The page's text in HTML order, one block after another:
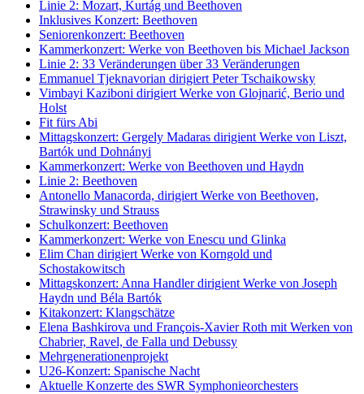
Linie 2: Mozart, Kurtág und Beethoven
Inklusives Konzert: Beethoven
Seniorenkonzert: Beethoven
Kammerkonzert: Werke von Beethoven bis Michael Jackson
Linie 2: 33 Veränderungen über 33 Veränderungen
Emmanuel Tjeknavorian dirigiert Peter Tschaikowsky
Vimbayi Kaziboni dirigiert Werke von Glojnarić, Berio und
Holst
Fit fürs Abi
Mittagskonzert: Gergely Madaras dirigient Werke von Liszt,
Bartók und Dohnányi
Kammerkonzert: Werke von Beethoven und Haydn
Linie 2: Beethoven
Antonello Manacorda, dirigiert Werke von Beethoven,
Strawinsky und Strauss
Schulkonzert: Beethoven
Kammerkonzert: Werke von Enescu und Glinka
Elim Chan dirigiert Werke von Korngold und
Schostakowitsch
Mittagskonzert: Anna Handler dirigient Werke von Joseph
Haydn und Béla Bartók
Kitakonzert: Klangschätze
Elena Bashkirova und François-Xavier Roth mit Werken von
Chabrier, Ravel, de Falla und Debussy
Mehrgenerationenprojekt
U26-Konzert: Spanische Nacht
Aktuelle Konzerte des SWR Symphonieorchesters